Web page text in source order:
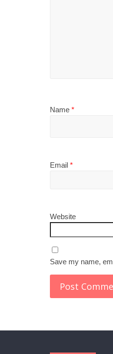
Name *
Email *
Website
Save my name,